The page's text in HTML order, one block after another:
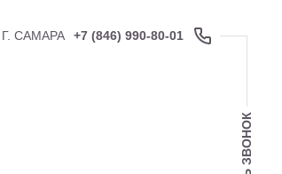
Г. САМАРА +7 (846) 990-80-01